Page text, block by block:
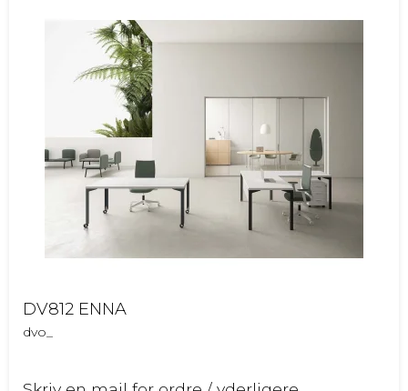
DV812 ENNA
dvo_